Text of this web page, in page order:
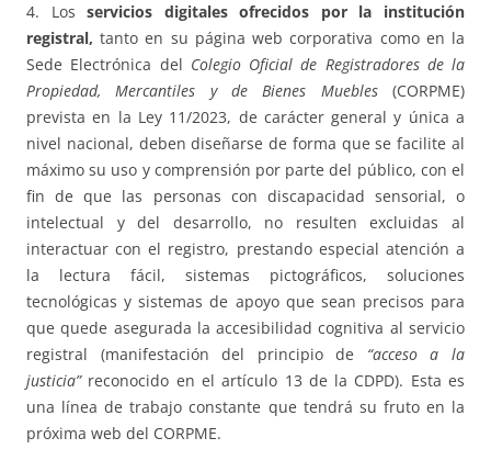
4. Losservicios digitales ofrecidos por la institución
registral, tanto en su página web corporativa como en la
Sede Electrónica del Colegio Oficial de Registradores de la
Propiedad, Mercantiles y de Bienes Muebles(CORPME)
prevista en la Ley 11/2023, de carácter general y única a
nivel nacional, deben diseñarse de forma que se facilite al
máximo su uso y comprensión por parte del público, con el
fin de que las personas con discapacidad sensorial, o
intelectual y del desarrollo, no resulten excluidas al
interactuar con el registro, prestando especial atención a
la lectura fácil, sistemas pictográficos, soluciones
tecnológicas y sistemas de apoyo que sean precisos para
que quede asegurada la accesibilidad cognitiva al servicio
registral (manifestación del principio de “acceso a la
justicia” reconocido en el artículo 13 de la CDPD). Esta es
una línea de trabajo constante que tendrá su fruto en la
próxima web del CORPME.